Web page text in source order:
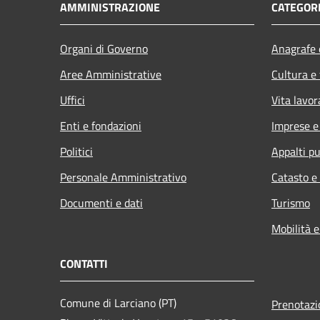
AMMINISTRAZIONE
Organi di Governo
Aree Amministrative
Uffici
Enti e fondazioni
Politici
Personale Amministrativo
Documenti e dati
Cultura
Vita
Imprese
Appalti
Catasto
Turismo
Mobilità
CONTATTI
Comune di Larciano (PT)